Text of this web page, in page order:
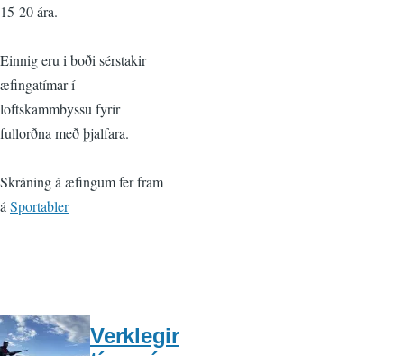
15-20 ára.
Einnig eru i boði sérstakir
æfingatímar í
loftskammbyssu fyrir
fullorðna með þjalfara.
Skráning á æfingum fer fram
á Sportabler
Verklegir